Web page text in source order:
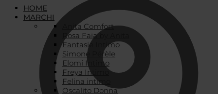
HOME
MARCHI
Anita Comfort
Rosa Faia by Anita
Fantasie Intimo
Simone Pérèle
Elomi Intimo
Freya Intimo
Felina intimo
Oscalito Donna